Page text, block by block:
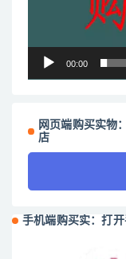
00:00
网页端购买实物
店
手机端购买实：打